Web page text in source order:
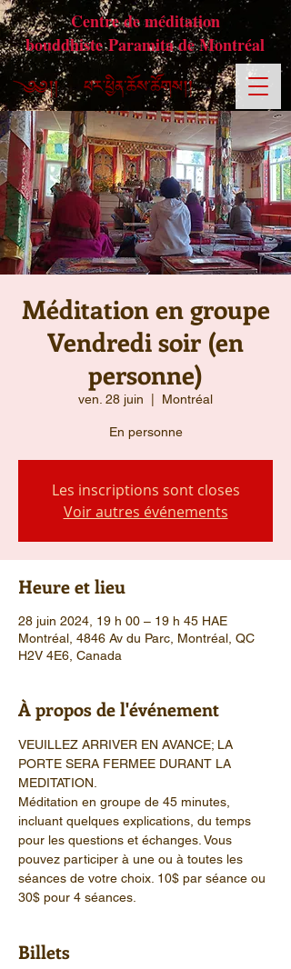
Centre de méditation
bouddhiste Paramita de Montréal
Méditation en groupe
Vendredi soir (en
personne)
ven. 28 juin Montréal
En personne
Les inscriptions sont closes
Voir autres événements
Heure et lieu
28 juin 2024, 19 h 00 – 19 h 45 HAE
Montréal, 4846 Av du Parc, Montréal, QC
H2V 4E6, Canada
À propos de l'événement
VEUILLEZ ARRIVER EN AVANCE; LA
PORTE SERA FERMEE DURANT LA
MEDITATION.
Méditation en groupe de 45 minutes,
incluant quelques explications, du temps
pour les questions et échanges. Vous
pouvez participer à une ou à toutes les
séances de votre choix. 10$ par séance ou
30$ pour 4 séances.
Billets